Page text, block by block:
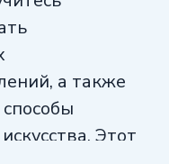
а также
Этот